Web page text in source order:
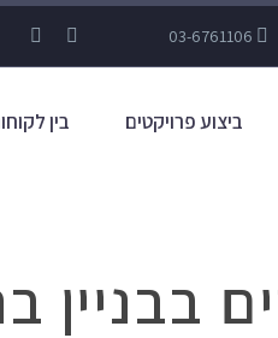
03-6761106
ביצוע פרויקטים בין
בבניין